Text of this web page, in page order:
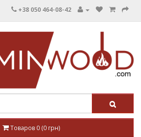
+38 050 464-08-42
Товаров 0 (0 грн)